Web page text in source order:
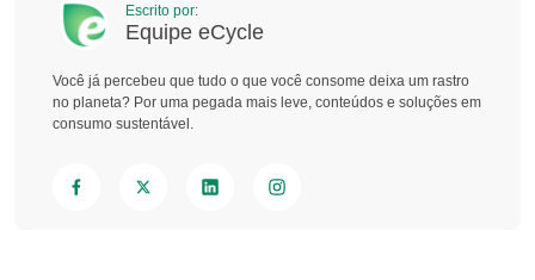
Escrito por:
Equipe eCycle
Você já percebeu que tudo o que você consome deixa um rastro
no planeta? Por uma pegada mais leve, conteúdos e soluções em
consumo sustentável.